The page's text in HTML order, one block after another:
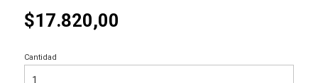
$17.820,00
Cantidad